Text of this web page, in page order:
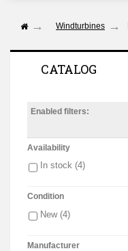
Windturbines
CATALOG
Enabled filters:
Availability
In stock (4)
Condition
New(4)
Manufacturer